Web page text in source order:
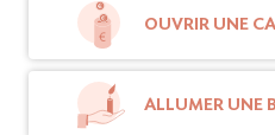
OUVRIR UNE
ALLUMER UNE